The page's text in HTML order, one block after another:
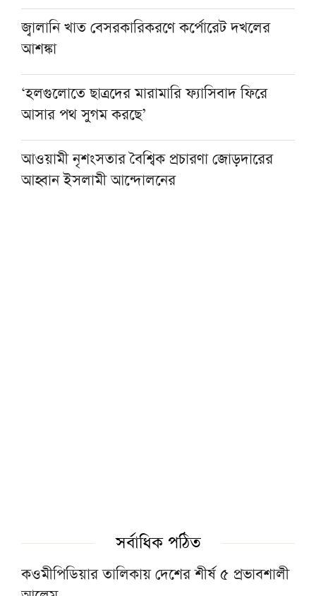
জ্বালানি খাত বেসরকারিকরণে কর্পোরেট দখলের
আশঙ্কা
‘হলগুলোতে ছাত্রদের মারামারি ফ্যাসিবাদ ফিরে
আসার পথ সুগম করছে’
আওয়ামী নৃশংসতার বৈশ্বিক প্রচারণা জোড়দারের
আহ্বান ইসলামী আন্দোলনের
জুলাইয়ে সড়ক দুর্ঘটনায় সিলেট বিভাগে ৩১ জনের
সর্বাধিক পঠিত
কওমীপিডিয়ার তালিকায় দেশের শীর্ষ ৫ প্রভাবশালী